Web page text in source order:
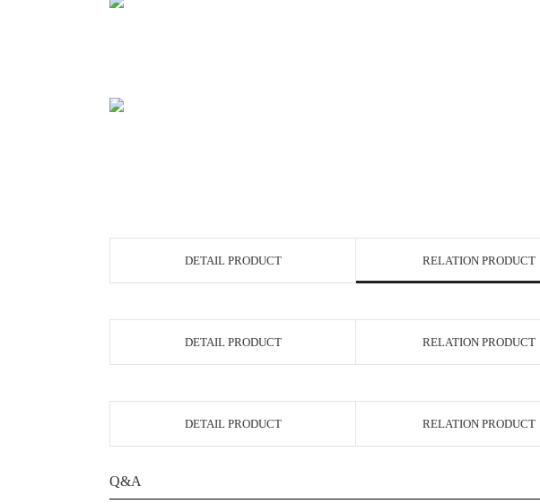
DETAIL PRODUCT RELATION PRODUCT
DETAIL PRODUCT RELATION PRODUCT
DETAIL PRODUCT RELATION PRODUCT
Q&A